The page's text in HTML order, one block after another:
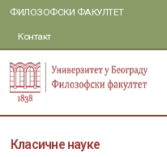
ФИЛОЗОФСКИ ФАКУЛТЕТ
Контакт
Класичне науке